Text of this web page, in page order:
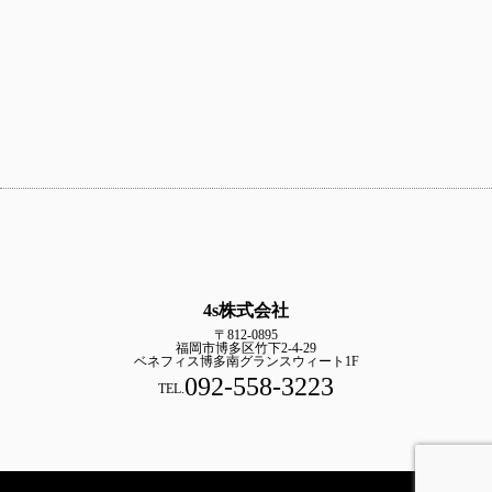
4s株式会社
〒812-0895
福岡市博多区竹下2-4-29
ベネフィス博多南グランスウィート1F
TEL.092-558-3223